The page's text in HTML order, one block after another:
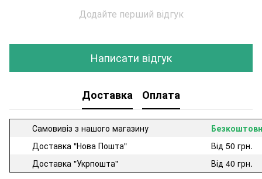
Додайте перший відгук
Написати відгук
Доставка Оплата
Самовивіз з нашого магазину
Доставка "Нова Пошта"
Від 50 грн.
Доставка "Укрпошта"
Від 40 грн.